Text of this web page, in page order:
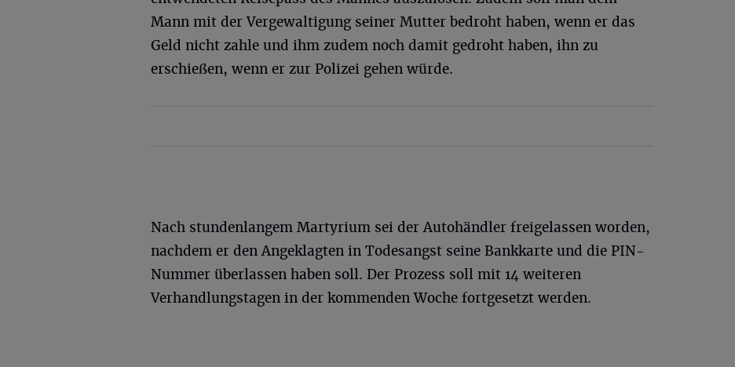
Mann mit der Vergewaltigung seiner Mutter bedroht haben, wenn er das
Geld nicht zahle und ihm zudem noch damit gedroht haben, ihn zu
erschießen, wenn er zur Polizei gehen würde.
Nach stundenlangem Martyrium sei der Autohändler freigelassen worden,
nachdem er den Angeklagten in Todesangst seine Bankkarte und die PIN-
Nummer überlassen haben soll. Der Prozess soll mit 14 weiteren
Verhandlungstagen in der kommenden Woche fortgesetzt werden.